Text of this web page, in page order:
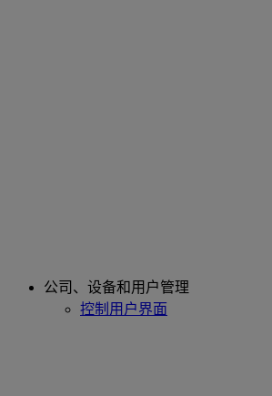
公司、设备和用户管理
控制用户界面